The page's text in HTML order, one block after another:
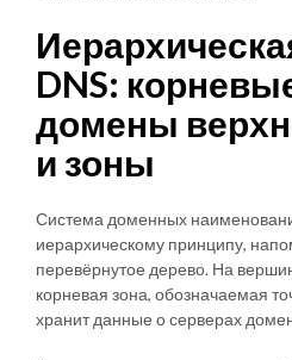
DNS:
домены
и зоны
Система доменных
иерархическому принципу,
перевёрнутое дерево. На
корневая зона, обозначаемая
хранит данные о серверах